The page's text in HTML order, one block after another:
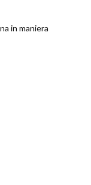
in maniera